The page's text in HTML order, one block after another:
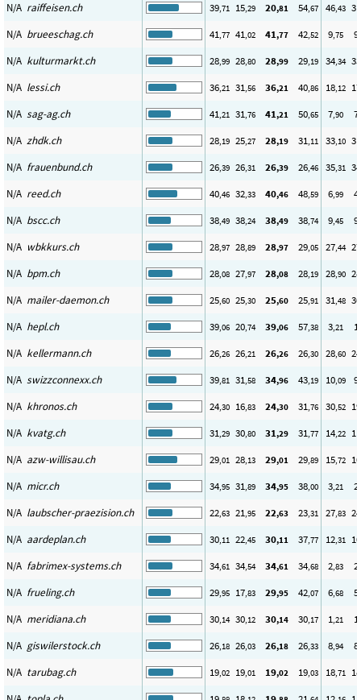
N/A raiffeisen.ch 39,71 15,29 20,81 54,67 46,43 31
N/A brueeschag.ch 41,77 41,02 41,77 42,52 9,75 9
N/A kulturmarkt.ch 28,99 28,80 28,99 29,19 34,34 33
N/A lessi.ch 36,21 31,56 36,21 40,86 18,12 17
N/A sag-ag.ch 41,21 31,76 41,21 50,65 7,90 7
N/A zhdk.ch 28,19 25,27 28,19 31,11 33,10 31
N/A frauenbund.ch 26,39 26,31 26,39 26,46 35,31 34
N/A reed.ch 40,46 32,33 40,46 48,59 6,99 4
N/A bscc.ch 38,49 38,24 38,49 38,74 9,45 9
N/A wbkkurs.ch 28,97 28,89 28,97 29,05 27,44 27
N/A bpm.ch 28,08 27,97 28,08 28,19 28,90 28
N/A mailer-daemon.ch 25,60 25,30 25,60 25,91 31,48 30
N/A hepl.ch 39,06 20,74 39,06 57,38 3,21 1
N/A kellermann.ch 26,26 26,21 26,26 26,30 28,60 24
N/A swizzconnexx.ch 39,81 31,58 34,96 43,19 10,09 9
N/A khronos.ch 24,30 16,83 24,30 31,76 30,52 19
N/A kvatg.ch 31,29 30,80 31,29 31,77 14,22 11
N/A azw-willisau.ch 29,01 28,13 29,01 29,89 15,72 10
N/A micr.ch 34,95 31,89 34,95 38,00 3,21 2
N/A laubscher-praezision.ch 22,63 21,95 22,63 23,31 27,83 24
N/A aardeplan.ch 30,11 22,45 30,11 37,77 12,31 10
N/A fabrimex-systems.ch 34,61 34,54 34,61 34,68 2,83 2
N/A frueling.ch 29,95 17,83 29,95 42,07 6,68 5
N/A meridiana.ch 30,14 30,12 30,14 30,17 1,21 1
N/A giswilerstock.ch 26,18 26,03 26,18 26,33 8,94 8
N/A tarubag.ch 19,02 19,01 19,02 19,03 18,71 18